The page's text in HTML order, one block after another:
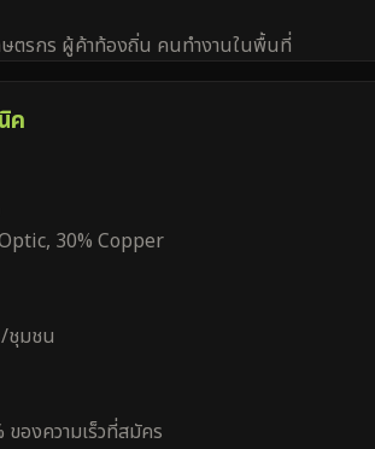
ษตรกร ผู้ค้าท้องถิ่น คนทำงานในพื้นที่
ค
30% Copper
ชุมชน
ของความเร็วที่สมัคร